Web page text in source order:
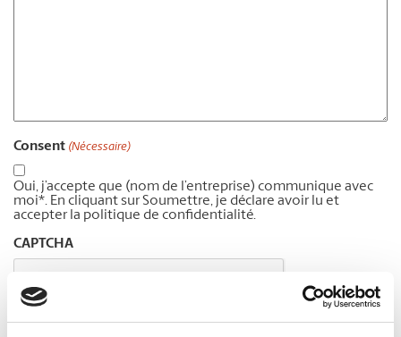
Consent (Nécessaire)
Oui, j’accepte que (nom de l’entreprise) communique avec
moi*. En cliquant sur Soumettre, je déclare avoir lu et
accepter la politique de confidentialité.
CAPTCHA